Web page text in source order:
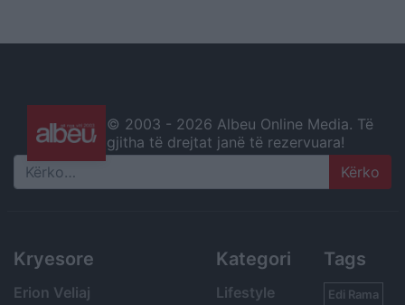
© 2003 - 2026 Albeu Online Media. Të
gjitha të drejtat janë të rezervuara!
Search
Kryesore
Erion Veliaj
Kategori
Lifestyle
Tags
Edi Rama